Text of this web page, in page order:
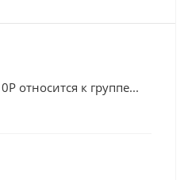
относится к группе...